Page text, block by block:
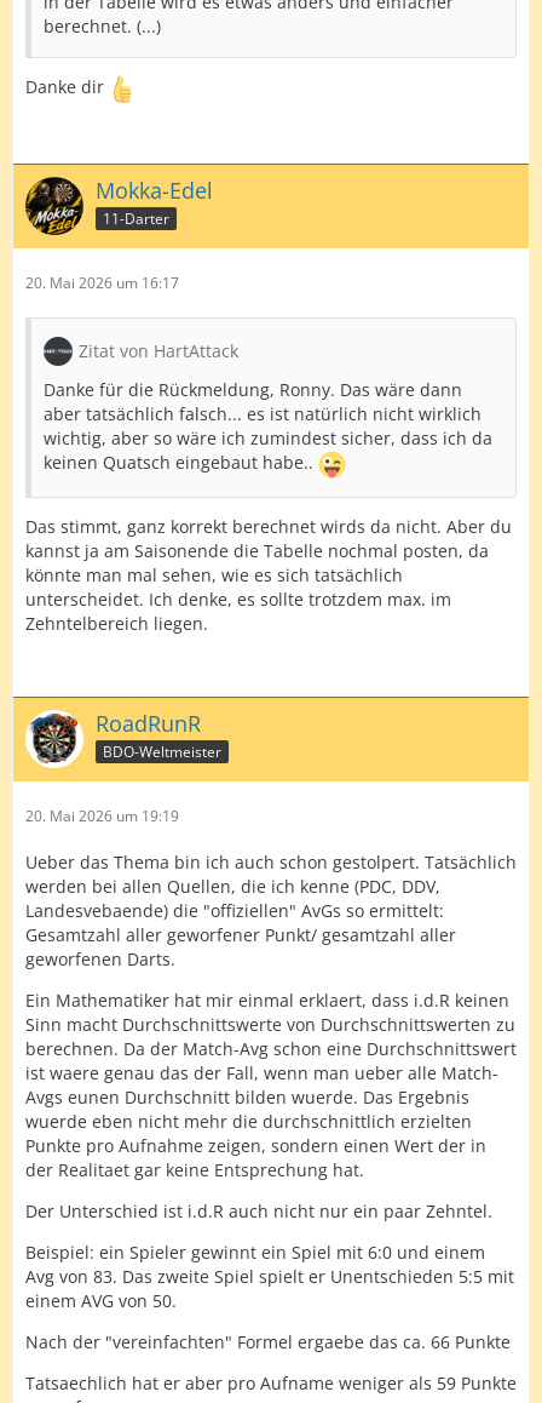
Darts (letzte Spalte Tabelle oben rechts) geteilt und mit
3 multipliziert.
Vielleicht kann mr ja jemand einen Schubs in die
richtige Richtung geben..
berechnet. (...)
Danke dir
Mokka-Edel
11-Darter
20. Mai 2026 um 16:17
Zitat von HartAttack
Danke für die Rückmeldung, Ronny. Das wäre dann
aber tatsächlich falsch... es ist natürlich nicht wirklich
wichtig, aber so wäre ich zumindest sicher, dass ich da
keinen Quatsch eingebaut habe..
Das stimmt, ganz korrekt berechnet wirds da nicht. Aber du
kannst ja am Saisonende die Tabelle nochmal posten, da
könnte man mal sehen, wie es sich tatsächlich
unterscheidet. Ich denke, es sollte trotzdem max. im
Zehntelbereich liegen.
RoadRunR
BDO-Weltmeister
20. Mai 2026 um 19:19
Ueber das Thema bin ich auch schon gestolpert. Tatsächlich
werden bei allen Quellen, die ich kenne (PDC, DDV,
Landesvebaende) die "offiziellen" AvGs so ermittelt:
Gesamtzahl aller geworfener Punkt/ gesamtzahl aller
geworfenen Darts.
Ein Mathematiker hat mir einmal erklaert, dass i.d.R keinen
Sinn macht Durchschnittswerte von Durchschnittswerten zu
berechnen. Da der Match-Avg schon eine Durchschnittswert
ist waere genau das der Fall, wenn man ueber alle Match-
Avgs eunen Durchschnitt bilden wuerde. Das Ergebnis
wuerde eben nicht mehr die durchschnittlich erzielten
Punkte pro Aufnahme zeigen, sondern einen Wert der in
der Realitaet gar keine Entsprechung hat.
Der Unterschied ist i.d.R auch nicht nur ein paar Zehntel.
Beispiel: ein Spieler gewinnt ein Spiel mit 6:0 und einem
Avg von 83. Das zweite Spiel spielt er Unentschieden 5:5 mit
einem AVG von 50.
Nach der "vereinfachten" Formel ergaebe das ca. 66 Punkte
Tatsaechlich hat er aber pro Aufname weniger als 59 Punkte